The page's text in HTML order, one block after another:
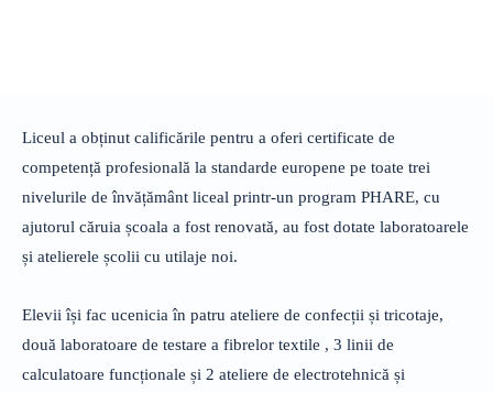
Liceul a obținut calificările pentru a oferi certificate de
competență profesională la standarde europene pe toate trei
nivelurile de învățământ liceal printr-un program PHARE, cu
ajutorul căruia școala a fost renovată, au fost dotate laboratoarele
și atelierele școlii cu utilaje noi.
Elevii își fac ucenicia în patru ateliere de confecții și tricotaje,
două laboratoare de testare a fibrelor textile , 3 linii de
calculatoare funcționale și 2 ateliere de electrotehnică și